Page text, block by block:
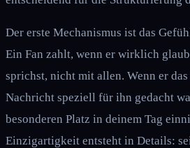
Der erste Mechanismus ist das
Ein Fan zahlt, wenn er wirklich
sprichst, nicht mit allen. Wenn er
Nachricht speziell für ihn gedacht
besonderen Platz in deinem Tag
Einzigartigkeit entsteht in Details: